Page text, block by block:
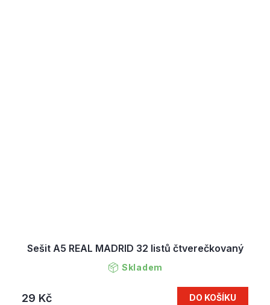
Sešit A5 REAL MADRID 32 listů čtverečkovaný
Skladem
29 Kč DO KOŠÍKU